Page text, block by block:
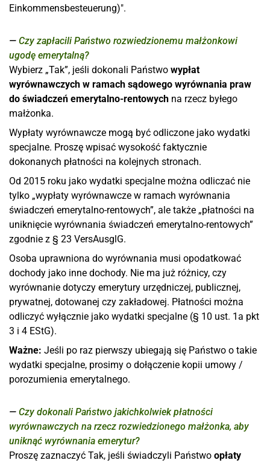
Einkommensbesteuerung)".
Czy zapłacili Państwo rozwiedzionemu małżonkowi
ugodę emerytalną?
Wybierz „Tak”, jeśli dokonali Państwo wypłat
wyrównawczych w ramach sądowego wyrównania praw
do świadczeń emerytalno-rentowych na rzecz byłego
małżonka.
Wypłaty wyrównawcze mogą być odliczone jako wydatki
specjalne. Proszę wpisać wysokość faktycznie
dokonanych płatności na kolejnych stronach.
Od 2015 roku jako wydatki specjalne można odliczać nie
tylko „wypłaty wyrównawcze w ramach wyrównania
świadczeń emerytalno-rentowych”, ale także „płatności na
uniknięcie wyrównania świadczeń emerytalno-rentowych”
zgodnie z § 23 VersAusglG.
Osoba uprawniona do wyrównania musi opodatkować
dochody jako inne dochody. Nie ma już różnicy, czy
wyrównanie dotyczy emerytury urzędniczej, publicznej,
prywatnej, dotowanej czy zakładowej. Płatności można
odliczyć wyłącznie jako wydatki specjalne (§ 10 ust. 1a pkt
3 i 4 EStG).
Ważne: Jeśli po raz pierwszy ubiegają się Państwo o takie
wydatki specjalne, prosimy o dołączenie kopii umowy /
porozumienia emerytalnego.
Czy dokonali Państwo jakichkolwiek płatności
wyrównawczych na rzecz rozwiedzionego małżonka, aby
uniknąć wyrównania emerytur?
Proszę zaznaczyć Tak, jeśli świadczyli Państwo opłaty